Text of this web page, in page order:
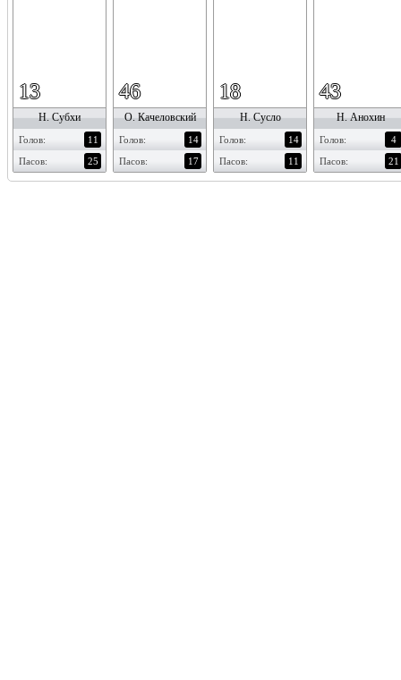
13
Н. Субхи
Голов:
11
Пасов:
25
46
О. Качеловский
Голов:
14
Пасов:
17
18
Н. Сусло
Голов:
14
Пасов:
11
43
Н. Анохин
Голов:
4
Пасов:
21